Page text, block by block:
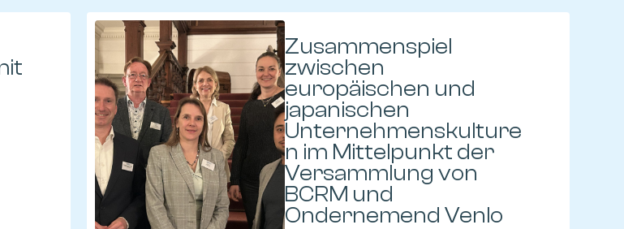
Zusammenspiel
zwischen
europäischen und
japanischen
Unternehmenskulture
n im Mittelpunkt der
Versammlung von
BCRM und
Ondernemend Venlo